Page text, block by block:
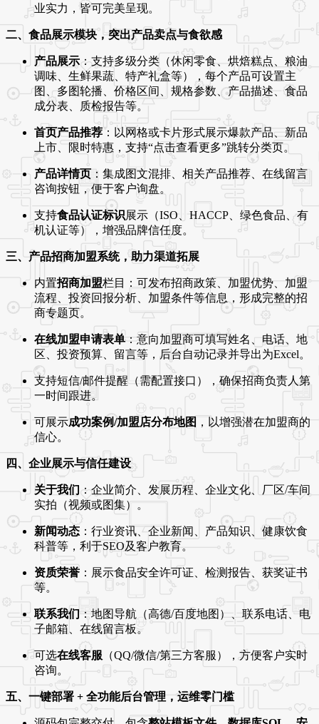
业实力，皆可完美呈现。
二、食品展示模块，突出产品卖点与食欲感
产品展示 ：支持多级分类（休闲零食、烘焙糕点、粮油
调味、生鲜果蔬、特产礼盒等），每个产品可设置主
图、多图轮播、价格区间、规格参数、产品描述、食品
成分表、质检报告等。
首页产品推荐：以网格或卡片形式展示爆款产品、新品
上市、限时特惠，支持“点击查看更多”跳转分类页。
产品详情页：集成图文混排、相关产品推荐、在线留言
咨询按钮，便于客户询盘。
支持食品认证标识展示（ISO、HACCP、绿色食品、有
机认证等），增强品牌信任度。
三、产品招商加盟系统，助力渠道拓展
内置招商加盟栏目：可发布招商政策、加盟优势、加盟
流程、投资回报分析、加盟条件等信息，形成完整的招
商专题页。
在线加盟申请表单：意向加盟商可填写姓名、电话、地
区、投资预算、留言等，后台自动记录并导出为Excel。
支持短信/邮件提醒（需配置接口），确保招商负责人第
一时间跟进。
可展示成功案例/加盟店分布地图 ，以增强潜在加盟商的
信心。
四、企业展示与信任建设
关于我们：企业简介、发展历程、企业文化、厂区/车间
实拍（视频或图集）。
新闻动态 ：行业资讯、企业新闻、产品知识、健康饮食
科普等，利于SEO及客户教育。
资质荣誉 ：展示食品安全许可证、检测报告、获奖证书
等。
联系我们：地图导航（高德/百度地图）、联系电话、电
子邮箱、在线留言板。
可选在线客服 （QQ/微信/第三方客服），方便客户实时
咨询。
五、一键部署 + 全功能后台管理，运维零门槛